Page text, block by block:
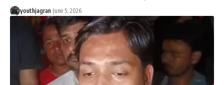
youthjagran June 5, 2026